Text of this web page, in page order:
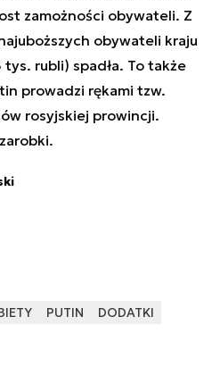
zamożności obywateli. Z
obywateli kraju
rubli) spadła. To także
prowadzi rękami tzw.
rosyjskiej prowincji.
PUTIN DODATKI